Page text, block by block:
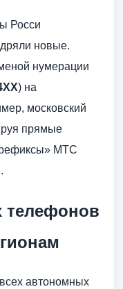
Росси
новые.
нумерации
) на
московский
прямые
МТС
автономных